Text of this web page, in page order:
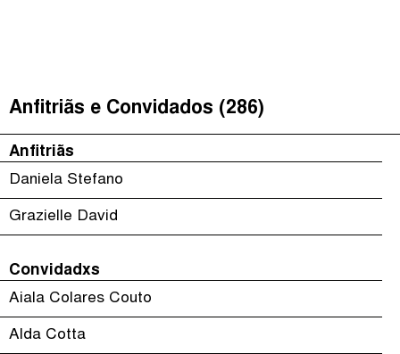
Justicia Impositiva
الجباية ببساطة
Impôts et Justice Sociale
The Corruption Diaries
Unequal India Decoded
Anfitriãs e Convidados (286)
Dicionário
Procurar
Anfitriãs e Convidados (286)
Anfitriãs
Daniela Stefano
Grazielle David
Convidadxs
Aiala Colares Couto
Alda Cotta